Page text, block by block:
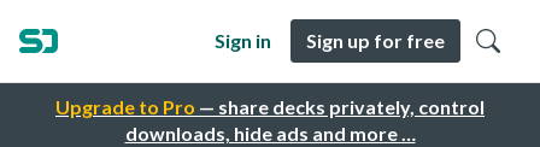
Upgrade to Pro — share decks privately, control
downloads, hide ads and more …
Sign in Sign up for free